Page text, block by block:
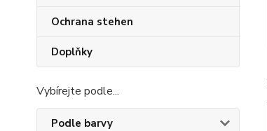
Ochrana stehen
Doplňky
Vybírejte podle...
Podle barvy